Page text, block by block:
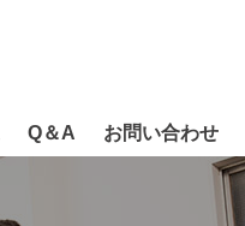
Q＆A お問い合わせ